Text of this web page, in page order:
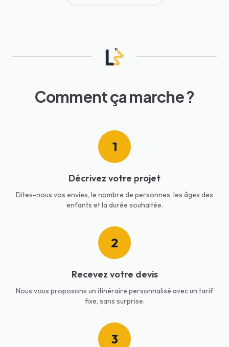
Comment ça marche ?
1
Décrivez votre projet
Dites-nous vos envies, le nombre de personnes, les âges des
enfants et la durée souhaitée.
2
Recevez votre devis
Nous vous proposons un itinéraire personnalisé avec un tarif
fixe, sans surprise.
3